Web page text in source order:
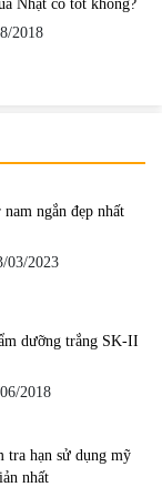
Nhật có tốt không?
2018
ngắn đẹp nhất
03/2023
dưỡng trắng SK-II
2018
tra hạn sử dụng mỹ
nhất